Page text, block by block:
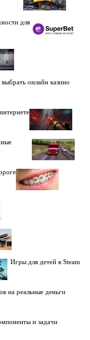
для
выбрать онлайн казино
Игры для детей в Steam
на реальные деньги
и задачи